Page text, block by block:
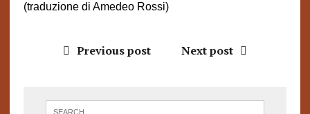
(traduzione di Amedeo Rossi)
Previous post Next post